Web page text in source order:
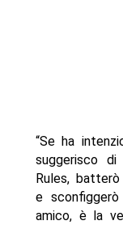
“Se ha
suggerisco
Rules,
e
amico, è la